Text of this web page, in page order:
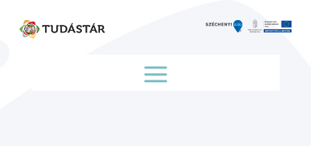
content